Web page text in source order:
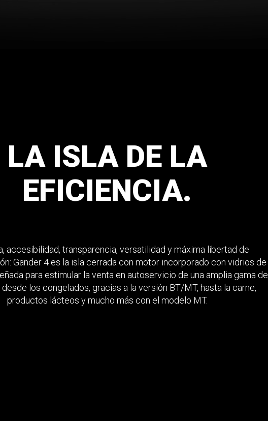
LA ISLA DE LA
EFICIENCIA.
accesibilidad, transparencia, versatilidad y máxima libertad de
Gander 4 es la isla cerrada con motor incorporado con vidrios de
para estimular la venta en autoservicio de una amplia gama de
los congelados, gracias a la versión BT/MT, hasta la carne,
productos lácteos y mucho más con el modelo MT.